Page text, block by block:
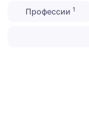
Профессии 1